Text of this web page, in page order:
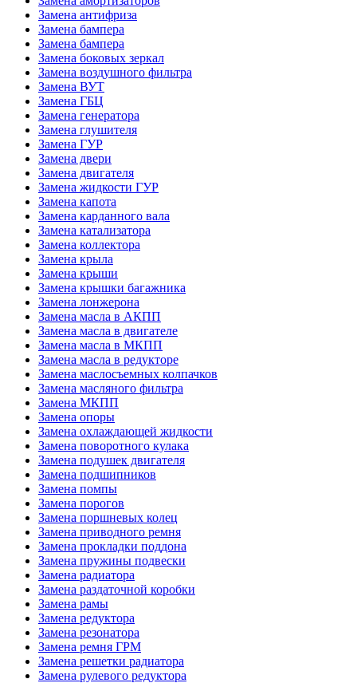
Замена антифриза
Замена бампера
Замена бампера
Замена боковых зеркал
Замена воздушного фильтра
Замена ВУТ
Замена ГБЦ
Замена генератора
Замена глушителя
Замена ГУР
Замена двери
Замена двигателя
Замена жидкости ГУР
Замена капота
Замена карданного вала
Замена катализатора
Замена коллектора
Замена крыла
Замена крыши
Замена крышки багажника
Замена лонжерона
Замена масла в АКПП
Замена масла в двигателе
Замена масла в МКПП
Замена масла в редукторе
Замена маслосъемных колпачков
Замена масляного фильтра
Замена МКПП
Замена опоры
Замена охлаждающей жидкости
Замена поворотного кулака
Замена подушек двигателя
Замена подшипников
Замена помпы
Замена порогов
Замена поршневых колец
Замена приводного ремня
Замена прокладки поддона
Замена пружины подвески
Замена радиатора
Замена раздаточной коробки
Замена рамы
Замена редуктора
Замена резонатора
Замена ремня ГРМ
Замена решетки радиатора
Замена рулевого редуктора